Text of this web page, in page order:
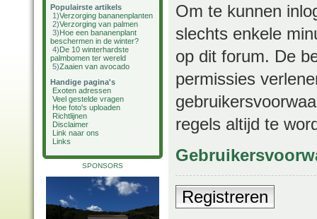
Populairste artikels
1)Verzorging bananenplanten
2)Verzorging van palmen
3)Hoe een bananenplant
beschermen in de winter?
4)De 10 winterhardste
palmbomen ter wereld
5)Zaaien van avocado
Handige pagina's
Exoten adressen
Veel gestelde vragen
Hoe foto's uploaden
Richtlijnen
Disclaimer
Link naar ons
Links
SPONSORS
Om te kunnen
slechts enkele
op dit forum. De
permissies
regels altijd te
Registreren